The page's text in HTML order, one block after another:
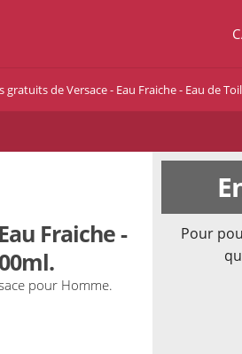
gratuits de Versace - Eau Fraiche - Eau de
Fraiche -
pour Homme.
Pour